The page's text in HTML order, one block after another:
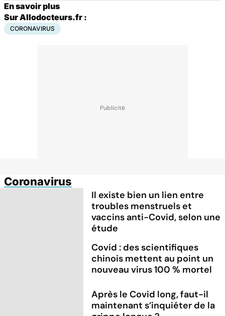
En savoir plus
Sur Allodocteurs.fr :
CORONAVIRUS
Coronavirus
Il existe bien un lien entre
troubles menstruels et
vaccins anti-Covid, selon une
étude
Covid : des scientifiques
chinois mettent au point un
nouveau virus 100 % mortel
Après le Covid long, faut-il
maintenant s’inquiéter de la